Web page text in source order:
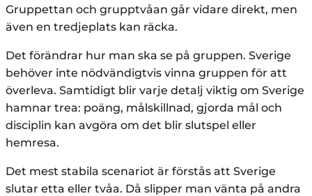
Gruppettan och grupptvåan går vidare direkt, men
även en tredjeplats kan räcka.
Det förändrar hur man ska se på gruppen. Sverige
behöver inte nödvändigtvis vinna gruppen för att
överleva. Samtidigt blir varje detalj viktig om Sverige
hamnar trea: poäng, målskillnad, gjorda mål och
disciplin kan avgöra om det blir slutspel eller
hemresa.
Det mest stabila scenariot är förstås att Sverige
slutar etta eller tvåa. Då slipper man vänta på andra